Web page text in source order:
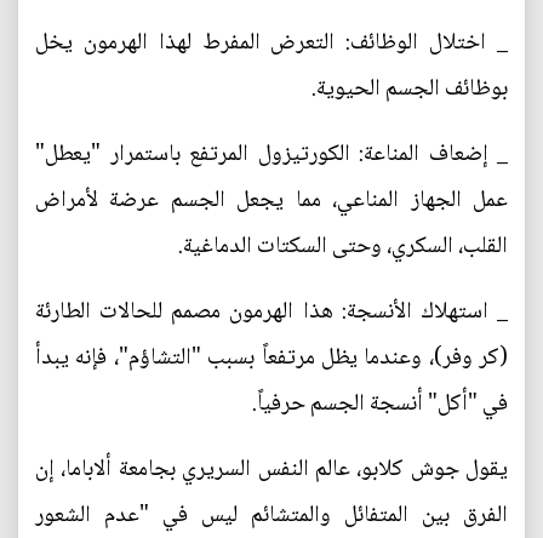
_ اختلال الوظائف: التعرض المفرط لهذا الهرمون يخل
بوظائف الجسم الحيوية.
_ إضعاف المناعة: الكورتيزول المرتفع باستمرار "يعطل"
عمل الجهاز المناعي، مما يجعل الجسم عرضة لأمراض
القلب، السكري، وحتى السكتات الدماغية.
_ استهلاك الأنسجة: هذا الهرمون مصمم للحالات الطارئة
(كر وفر)، وعندما يظل مرتفعاً بسبب "التشاؤم"، فإنه يبدأ
في "أكل" أنسجة الجسم حرفياً.
يقول جوش كلابو، عالم النفس السريري بجامعة ألاباما، إن
الفرق بين المتفائل والمتشائم ليس في "عدم الشعور